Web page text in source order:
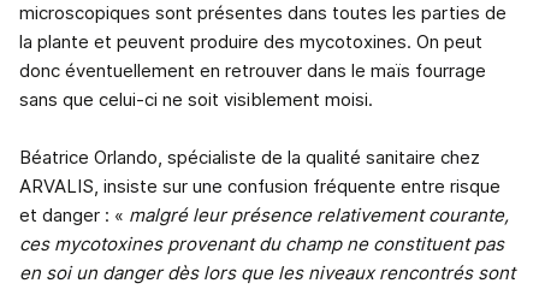
microscopiques sont présentes dans toutes les parties de
la plante et peuvent produire des mycotoxines. On peut
donc éventuellement en retrouver dans le maïs fourrage
sans que celui-ci ne soit visiblement moisi.
Béatrice Orlando, spécialiste de la qualité sanitaire chez
ARVALIS, insiste sur une confusion fréquente entre risque
et danger : « malgré leur présence relativement courante,
ces mycotoxines provenant du champ ne constituent pas
en soi un danger dès lors que les niveaux rencontrés sont